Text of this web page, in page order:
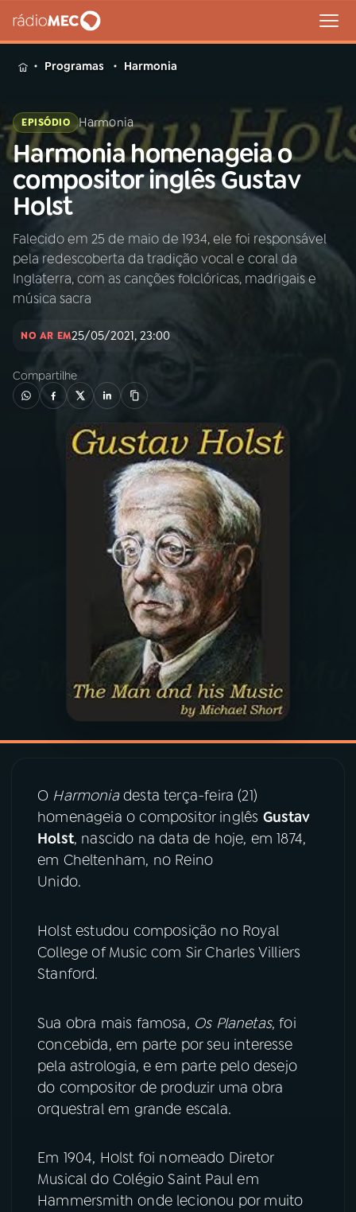
MENU
Buscar
na
Rádio
MEC
Buscar
Início AO VIVO
INÍCIO
02A RÁDIO
03 PROGRAMAÇÃO
PROGRAMAS
PODCASTS
VIDEOCASTS
PRÊMIO RÁDIO MEC
ACOMPANHE A RÁDIO MEC
YouTube Facebook
Instagram
Programas Harmonia
EPISÓDIO Harmonia
Harmonia homenageia o
compositor inglês Gustav
Holst
Falecido em 25 de maio de 1934, ele foi responsável
pela redescoberta da tradição vocal e coral da
Inglaterra, com as canções folclóricas, madrigais e
música sacra
NO AR EM25/05/2021, 23:00
Compartilhe
O Harmoniadesta terça-feira (21)
homenageia o compositor inglês Gustav
Holst, nascido na data de hoje, em 1874,
em Cheltenham, no Reino
Unido.
Holst estudou composição no Royal
College of Music com Sir Charles Villiers
Stanford.
Sua obra mais famosa, Os Planetas, foi
concebida, em parte por seu interesse
pela astrologia, e em parte pelo desejo
do compositor de produzir uma obra
orquestral em grande escala.
Em 1904, Holst foi nomeado Diretor
Musical do Colégio Saint Paul em
Hammersmith onde lecionou por muito